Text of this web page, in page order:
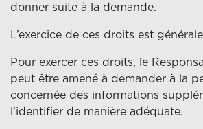
donner suite à la demande.
L’exercice de ces droits est
Pour exercer ces droits, le
peut être amené à demander à la
concernée des informations
l’identifier de manière adéquate.